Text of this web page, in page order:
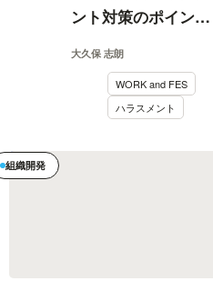
ント対策のポイント
るしごと相談所 vol.1
レポート 後編】
大久保 志朗
WORK and FES
ハラスメント
組織開発